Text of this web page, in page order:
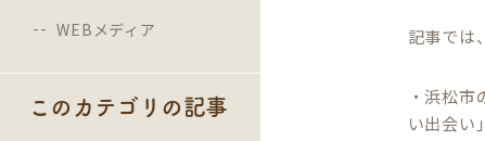
WEBメディア
このカテゴリの記事
記事では、
・浜松
い出会い